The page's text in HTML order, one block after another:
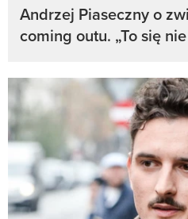
Andrzej Piaseczny o
coming outu. „To się